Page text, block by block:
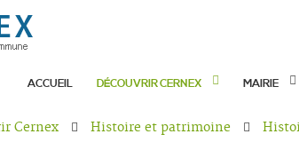
ACCUEIL DÉCOUVRIR CERNEX MAIRIE
Cernex Histoire et patrimoine